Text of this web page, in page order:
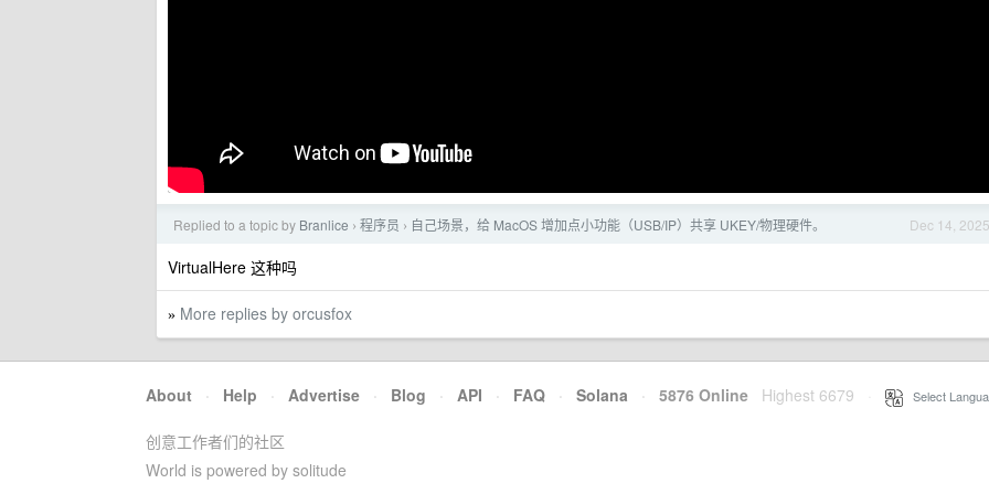
Dec 14, 2025
Replied to a topic by Branlice › 程序员 › 自己场景，给 MacOS 增加点小功能（USB/IP）共享 UKEY/物理硬件。
VirtualHere 这种吗
» More replies by orcusfox
About · Help · Advertise · Blog · API · FAQ · Solana · 5876 Online Highest 6679 Select
创意工作者们的社区
World is powered by solitude